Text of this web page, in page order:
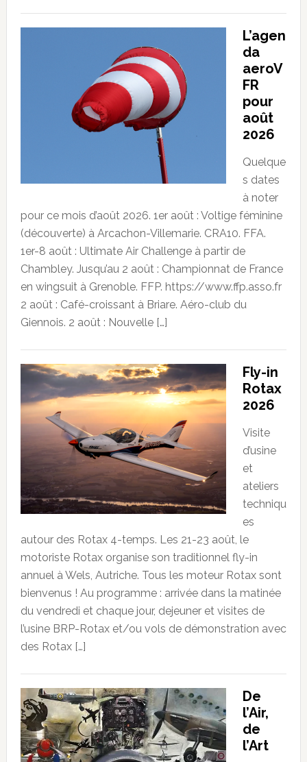
L’agen
da
aeroV
FR
pour
août
2026
Quelque
s dates
à noter
pour ce mois d’août 2026. 1er août : Voltige féminine
(découverte) à Arcachon-Villemarie. CRA10. FFA.
1er-8 août : Ultimate Air Challenge à partir de
Chambley. Jusqu’au 2 août : Championnat de France
en wingsuit à Grenoble. FFP. https://www.ffp.asso.fr
2 août : Café-croissant à Briare. Aéro-club du
Giennois. 2 août : Nouvelle […]
Fly-in
Rotax
2026
Visite
d’usine
et
ateliers
techniqu
es
autour des Rotax 4-temps. Les 21-23 août, le
motoriste Rotax organise son traditionnel fly-in
annuel à Wels, Autriche. Tous les moteur Rotax sont
bienvenus ! Au programme : arrivée dans la matinée
du vendredi et chaque jour, dejeuner et visites de
l’usine BRP-Rotax et/ou vols de démonstration avec
des Rotax […]
De
l’Air,
de
l’Art